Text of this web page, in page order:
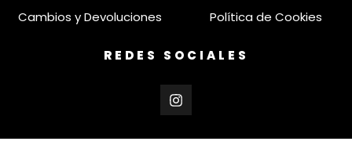
Cambios y Devoluciones
Política de Cookies
REDES SOCIALES